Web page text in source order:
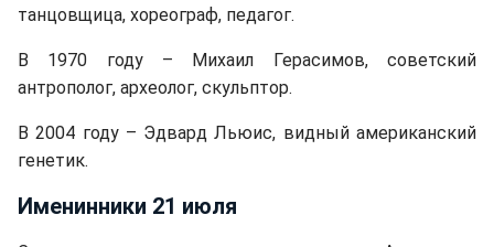
танцовщица, хореограф, педагог.
В 1970 году – Михаил Герасимов, советский
антрополог, археолог, скульптор.
В 2004 году – Эдвард Льюис, видный американский
генетик.
Именинники 21 июля